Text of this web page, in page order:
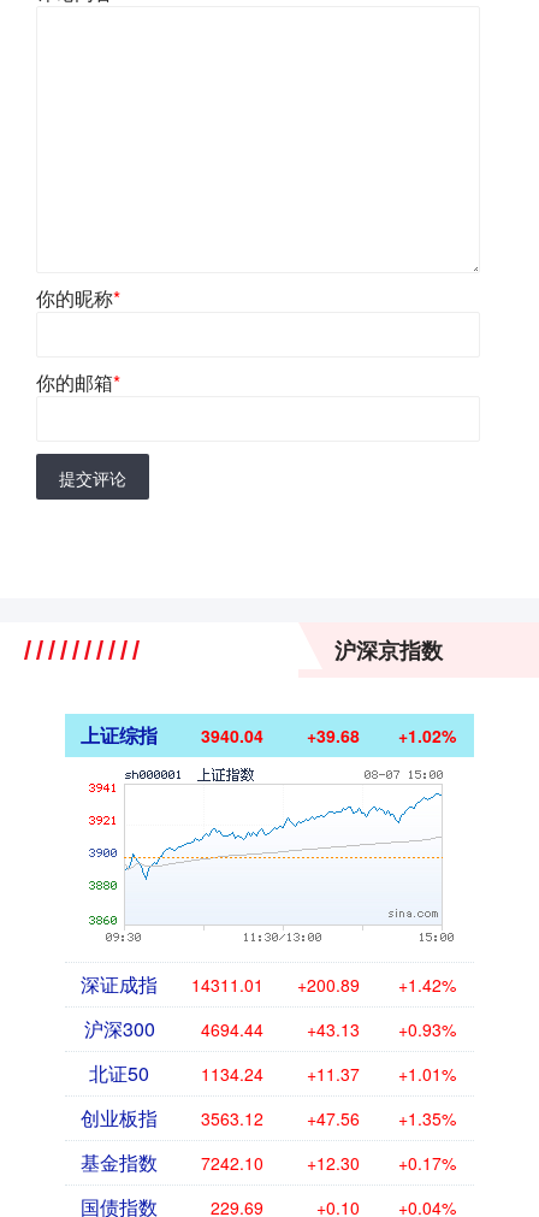
你的昵称*
你的邮箱*
提交评论
沪深京指数
上证综指 3940.04 +39.68 +1.02%
深证成指 14311.01 +200.89 +1.42%
沪深300 4694.44 +43.13 +0.93%
北证50 1134.24 +11.37 +1.01%
创业板指 3563.12 +47.56 +1.35%
基金指数 7242.10 +12.30 +0.17%
国债指数 229.69 +0.10 +0.04%